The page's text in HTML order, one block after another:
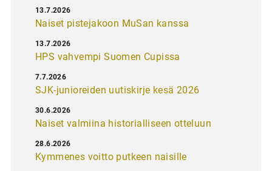
Naiset pistejakoon MuSan kanssa
13.7.2026
HPS vahvempi Suomen Cupissa
13.7.2026
SJK-junioreiden uutiskirje kesä 2026
7.7.2026
Naiset valmiina historialliseen otteluun
30.6.2026
Kymmenes voitto putkeen naisille
28.6.2026